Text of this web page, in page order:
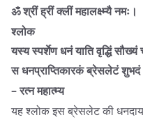
ॐ श्रीं ह्रीं क्लीं महालक्ष्म्यै नमः।
श्लोक
यस्य स्पर्शेण धनं याति वृद्धिं सौख्यं
स धनप्राप्तिकारकं ब्रेसलेटं
– रत्न महात्म्य
यह श्लोक इस ब्रेसलेट की